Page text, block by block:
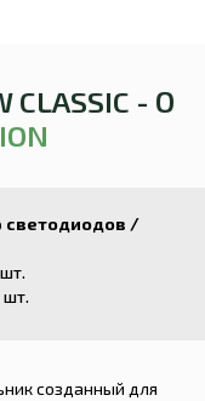
CLASSIC - О
светодиодов /
шт.
созданный для